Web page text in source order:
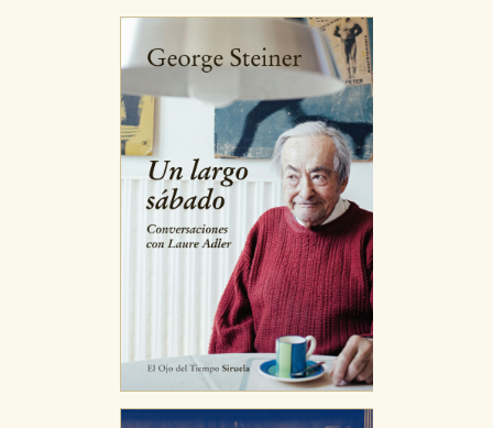
nuestro sistema. Es posible hacerlo desde el
navegador, pero en ese caso es posible que algunas
áreas de nuestra web dejen de funcionar
correctamente.
Cookies de rendimiento y analíticas
Estas cookies se utilizan para mejorar su experiencia
de navegación y optimizar el funcionamiento de
nuestro sitio web. Almacenan configuraciones de
servicios para que no tenga que reconfigurarlos cada
vez que nos visita. La información es agregada y, por lo
tanto, es anónima.
Cookies de publicidad y redes sociales
Estas cookies son gestionadas por nuestros socios
publicitarios y se utilizan para mostrar publicidad
relevante para sus intereses en otros sitios. No
almacenan directamente información personal sino
que se basan en la identificación única de su
navegador y dispositivo de internet.
GUARDAR CONFIGURACIÓN